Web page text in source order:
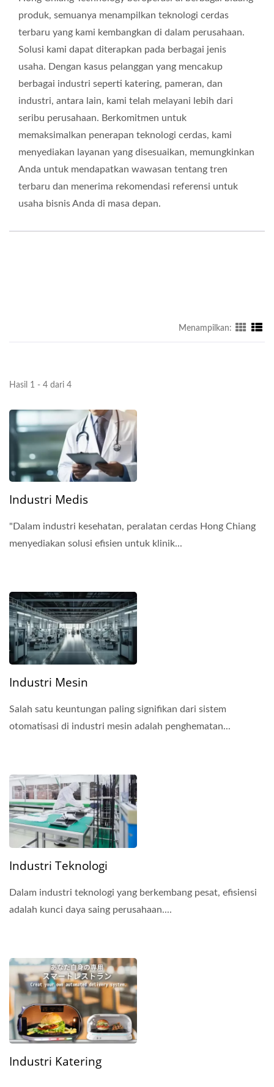
produk, semuanya menampilkan teknologi cerdas
terbaru yang kami kembangkan di dalam perusahaan.
Solusi kami dapat diterapkan pada berbagai jenis
usaha. Dengan kasus pelanggan yang mencakup
berbagai industri seperti katering, pameran, dan
industri, antara lain, kami telah melayani lebih dari
seribu perusahaan. Berkomitmen untuk
memaksimalkan penerapan teknologi cerdas, kami
menyediakan layanan yang disesuaikan, memungkinkan
Anda untuk mendapatkan wawasan tentang tren
terbaru dan menerima rekomendasi referensi untuk
usaha bisnis Anda di masa depan.
Menampilkan:
Hasil 1 - 4 dari 4
Industri Medis
"Dalam industri kesehatan, peralatan cerdas Hong Chiang
menyediakan solusi efisien untuk klinik...
Industri Mesin
Salah satu keuntungan paling signifikan dari sistem
otomatisasi di industri mesin adalah penghematan...
Industri Teknologi
Dalam industri teknologi yang berkembang pesat, efisiensi
adalah kunci daya saing perusahaan....
Industri Katering